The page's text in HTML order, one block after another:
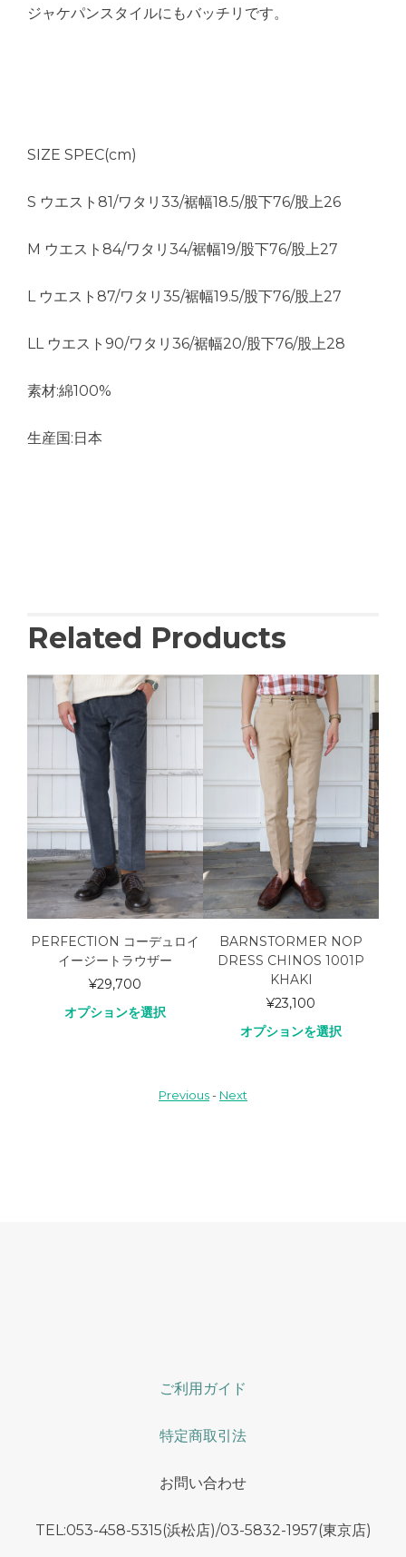
ジャケパンスタイルにもバッチリです。
SIZE SPEC(cm)
S ウエスト81/ワタリ33/裾幅18.5/股下76/股上26
M ウエスト84/ワタリ34/裾幅19/股下76/股上27
L ウエスト87/ワタリ35/裾幅19.5/股下76/股上27
LL ウエスト90/ワタリ36/裾幅20/股下76/股上28
素材:綿100%
生産国:日本
Related Products
PERFECTION コーデュロイ
イージートラウザー
¥29,700
オプションを選択
BARNSTORMER NOP
DRESS CHINOS 1001P
KHAKI
¥23,100
オプションを選択
Previous- Next
ご利用ガイド
特定商取引法
お問い合わせ
TEL:053-458-5315(浜松店)/03-5832-1957(東京店)